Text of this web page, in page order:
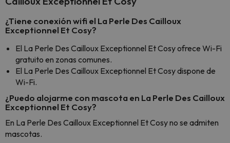
¿Tiene conexión wifi el La Perle Des Cailloux
Exceptionnel Et Cosy?
El La Perle Des Cailloux Exceptionnel Et Cosy ofrece Wi-Fi
gratuito en zonas comunes.
El La Perle Des Cailloux Exceptionnel Et Cosy dispone de
Wi-Fi.
¿Puedo alojarme con mascota en La Perle Des Cailloux
Exceptionnel Et Cosy?
En La Perle Des Cailloux Exceptionnel Et Cosy no se admiten
mascotas.